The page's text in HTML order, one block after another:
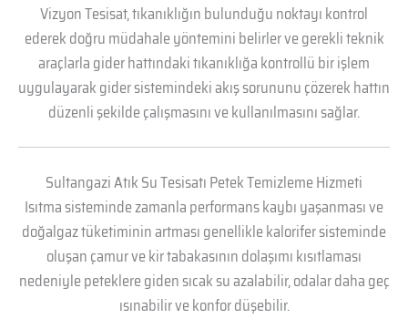
Vizyon Tesisat, tıkanıklığın bulunduğu noktayı kontrol
ederek doğru müdahale yöntemini belirler ve gerekli teknik
araçlarla gider hattındaki tıkanıklığa kontrollü bir işlem
uygulayarak gider sistemindeki akış sorununu çözerek hattın
düzenli şekilde çalışmasını ve kullanılmasını sağlar.
Sultangazi Atık Su Tesisatı Petek Temizleme Hizmeti
Isıtma sisteminde zamanla performans kaybı yaşanması ve
doğalgaz tüketiminin artması genellikle kalorifer sisteminde
oluşan çamur ve kir tabakasının dolaşımı kısıtlaması
nedeniyle peteklere giden sıcak su azalabilir, odalar daha geç
ısınabilir ve konfor düşebilir.